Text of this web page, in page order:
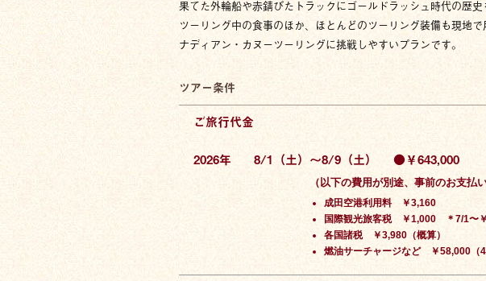
果てた外輪船や赤錆びたトラックにゴールドラッシュ時代の歴史
ツーリング中の食事のほか、ほとんどのツーリング装備も現地
ナディアン・カヌーツーリングに挑戦しやすいプランです。
ツアー条件
ご旅行代金
2026年 8/1（土）～8/9（土） ●￥643,000
（以下の費用が別途、事前のお支払
成田空港利用料 ￥3,160
国際観光旅客税 ￥1,000 ＊7/1〜￥
各国諸税 ￥3,980（概算）
燃油サーチャージなど ￥58,000（4/